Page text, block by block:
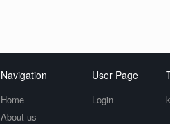
Navigation
Home
About us
User Page
Login